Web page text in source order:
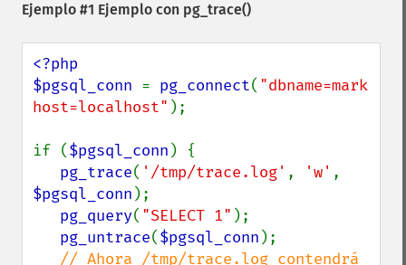
Ejemplo #1 Ejemplo con pg_trace()
<?php
$pgsql_conn = pg_connect( "dbname=mark
host=localhost" );
if ($pgsql_conn ) {
pg_trace( '/tmp/trace.log' , 'w'
$pgsql_conn );
pg_query( "SELECT 1" );
pg_untrace($pgsql_conn );
// Ahora /tmp/trace.log contendrá